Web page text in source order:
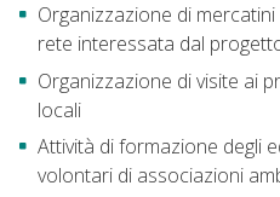
Organizzazione di
rete interessata dal
Organizzazione di visite ai
locali
Attività di formazione degli
volontari di associazioni